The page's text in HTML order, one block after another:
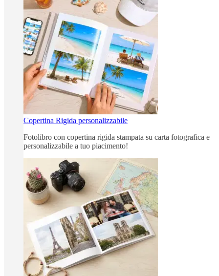
Copertina Rigida personalizzabile
Fotolibro con copertina rigida stampata su carta fotografica e
personalizzabile a tuo piacimento!